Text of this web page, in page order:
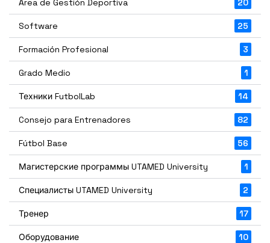
Área de Gestión Deportiva 20
Software 25
Formación Profesional 3
Grado Medio 1
Техники FutbolLab 14
Consejo para Entrenadores 82
Fútbol Base 56
Магистерские программы UTAMED University 1
Специалисты UTAMED University 2
Тренер 17
Оборудование 10